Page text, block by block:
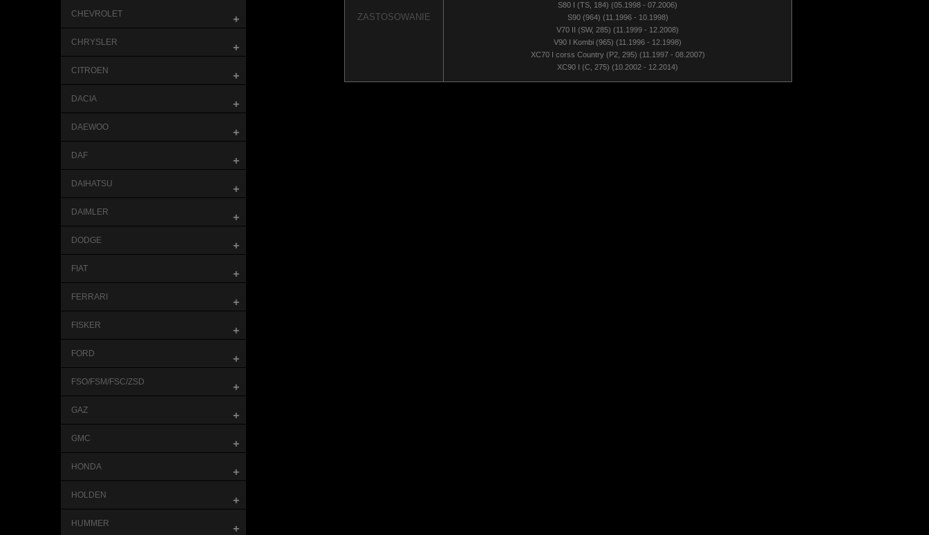
CHEVROLET +
CHRYSLER +
CITROEN +
DACIA +
DAEWOO +
DAF +
DAIHATSU +
DAIMLER +
DODGE +
FIAT +
FERRARI +
FISKER +
FORD +
FSO/FSM/FSC/ZSD +
GAZ +
GMC +
HONDA +
HOLDEN +
HUMMER +
ZASTOSOWANIE
S80 I (TS, 184) (05.1998 - 07.2006)
S90 (964) (11.1996 - 10.1998)
V70 II (SW, 285) (11.1999 - 12.2008)
V90 I Kombi (965) (11.1996 - 12.1998)
XC70 I corss Country (P2, 295) (11.1997 - 08.2007)
XC90 I (C, 275) (10.2002 - 12.2014)